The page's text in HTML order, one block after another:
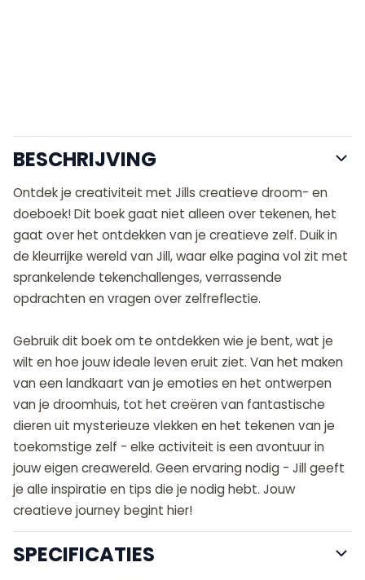
BESCHRIJVING
Ontdek je creativiteit met Jills creatieve droom- en
doeboek! Dit boek gaat niet alleen over tekenen, het
gaat over het ontdekken van je creatieve zelf. Duik in
de kleurrijke wereld van Jill, waar elke pagina vol zit met
sprankelende tekenchallenges, verrassende
opdrachten en vragen over zelfreflectie.
Gebruik dit boek om te ontdekken wie je bent, wat je
wilt en hoe jouw ideale leven eruit ziet. Van het maken
van een landkaart van je emoties en het ontwerpen
van je droomhuis, tot het creëren van fantastische
dieren uit mysterieuze vlekken en het tekenen van je
toekomstige zelf - elke activiteit is een avontuur in
jouw eigen creawereld. Geen ervaring nodig - Jill geeft
je alle inspiratie en tips die je nodig hebt. Jouw
creatieve journey begint hier!
SPECIFICATIES